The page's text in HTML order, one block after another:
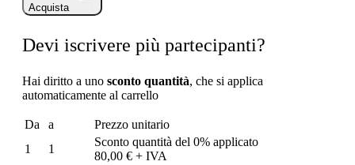
Acquista
Devi iscrivere più partecipanti?
Hai diritto a uno sconto quantità, che si applica
automaticamente al carrello
Da a
Prezzo unitario
1
1
Sconto quantità del 0% applicato
80,00 € + IVA